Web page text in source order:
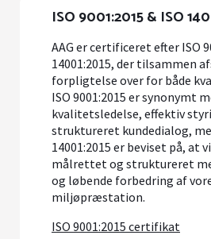
ISO 9001:2015 & ISO
AAG er certificeret efter ISO
14001:2015, der tilsammen
forpligtelse over for både
ISO 9001:2015 er synonymt
kvalitetsledelse, effektiv
struktureret kundedialog,
14001:2015 er beviset på, at
målrettet og struktureret
og løbende forbedring af
miljøpræstation.
ISO 9001:2015 certifikat